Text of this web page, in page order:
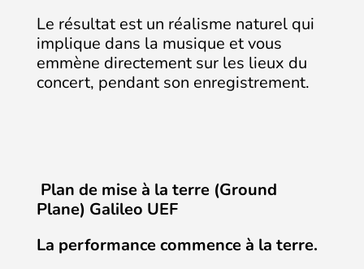
Le résultat est un réalisme naturel qui
implique dans la musique et vous
emmène directement sur les lieux du
concert, pendant son enregistrement.
Plan de mise à la terre (Ground
Plane) Galileo UEF
La performance commence à la terre.